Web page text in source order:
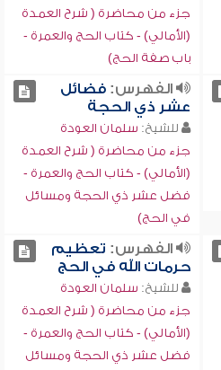
جزء من محاضرة ( شرح العمدة
(الأمالي) - كتاب الحج والعمرة -
باب صفة الحج)
الفهرس:فضائل
عشر ذي الحجة
للشيخ: سلمان العودة
جزء من محاضرة ( شرح العمدة
(الأمالي) - كتاب الحج والعمرة -
فضل عشر ذي الحجة ومسائل
في الحج)
الفهرس: تعظيم
حرمات الله في الحج
للشيخ: سلمان العودة
جزء من محاضرة ( شرح العمدة
(الأمالي) - كتاب الحج والعمرة -
فضل عشر ذي الحجة ومسائل